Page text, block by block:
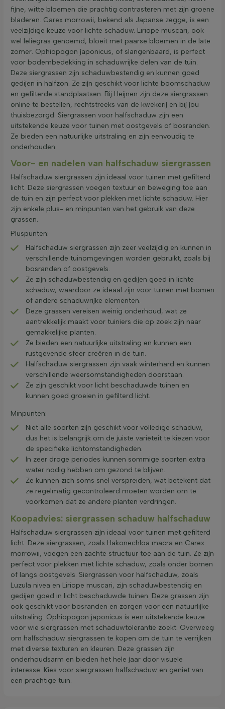
fijne, witte bloemen die prachtig contrasteren met zijn groene
bladeren. Carex morrowii, bekend als Japanse zegge, is een
veelzijdige keuze voor lichte schaduw. Liriope muscari, ook
wel leliegras genoemd, bloeit met paarse bloemen in de late
zomer. Ophiopogon japonicus, of slangenbaard, is perfect
voor bodembedekking in schaduwrijke delen van de tuin.
Deze siergrassen zijn schaduwbestendig en kunnen goed
gedijen in halfzon. Ze zijn geschikt voor lichte boomschaduw
en gefilterde standplaatsen. Bij Heijnen zijn deze siergrassen
online te bestellen, rechtstreeks van de kwekerij en bij jou
thuisbezorgd. Siergrassen voor halfschaduw zijn een
uitstekende keuze voor tuinen met oostgevels of bosranden.
Ze bieden een natuurlijke uitstraling en zijn eenvoudig te
onderhouden.
Voor- en nadelen van halfschaduw siergrassen
Halfschaduw siergrassen zijn ideaal voor tuinen met gefilterd
licht. Deze siergrassen voegen textuur en beweging toe aan
de tuin en zijn perfect voor plekken met lichte schaduw. Hier
zijn enkele plus- en minpunten van het gebruik van deze
grassen.
Pluspunten:
Halfschaduw siergrassen zijn zeer veelzijdig en kunnen in
verschillende tuinomgevingen worden gebruikt, zoals bij
bosranden of oostgevels.
Ze zijn schaduwbestendig en gedijen goed in lichte
schaduw, waardoor ze ideaal zijn voor tuinen met bomen
of andere schaduwrijke elementen.
Deze grassen vereisen weinig onderhoud, wat ze
aantrekkelijk maakt voor tuiniers die op zoek zijn naar
gemakkelijke planten.
Ze bieden een natuurlijke uitstraling en kunnen een
rustgevende sfeer creëren in de tuin.
Halfschaduw siergrassen zijn vaak winterhard en kunnen
verschillende weersomstandigheden doorstaan.
Ze zijn geschikt voor licht beschaduwde tuinen en
kunnen goed groeien in gefilterd licht.
Minpunten:
Niet alle soorten zijn geschikt voor volledige schaduw,
dus het is belangrijk om de juiste variëteit te kiezen voor
de specifieke lichtomstandigheden.
In zeer droge periodes kunnen sommige soorten extra
water nodig hebben om gezond te blijven.
Ze kunnen zich soms snel verspreiden, wat betekent dat
ze regelmatig gecontroleerd moeten worden om te
voorkomen dat ze andere planten verdringen.
Koopadvies: siergrassen schaduw halfschaduw
Halfschaduw siergrassen zijn ideaal voor tuinen met gefilterd
licht. Deze siergrassen, zoals Hakonechloa macra en Carex
morrowii, voegen een zachte structuur toe aan de tuin. Ze zijn
perfect voor plekken met lichte schaduw, zoals onder bomen
of langs oostgevels. Siergrassen voor halfschaduw, zoals
Luzula nivea en Liriope muscari, zijn schaduwbestendig en
gedijen goed in licht beschaduwde tuinen. Deze grassen zijn
ook geschikt voor bosranden en zorgen voor een natuurlijke
uitstraling. Ophiopogon japonicus is een uitstekende keuze
voor wie siergrassen met schaduwtolerantie zoekt. Overweeg
om halfschaduw siergrassen te kopen om de tuin te verrijken
met diverse texturen en kleuren. Deze grassen zijn
onderhoudsarm en bieden het hele jaar door visuele
interesse. Kies voor siergrassen halfschaduw en geniet van
een prachtige tuin.